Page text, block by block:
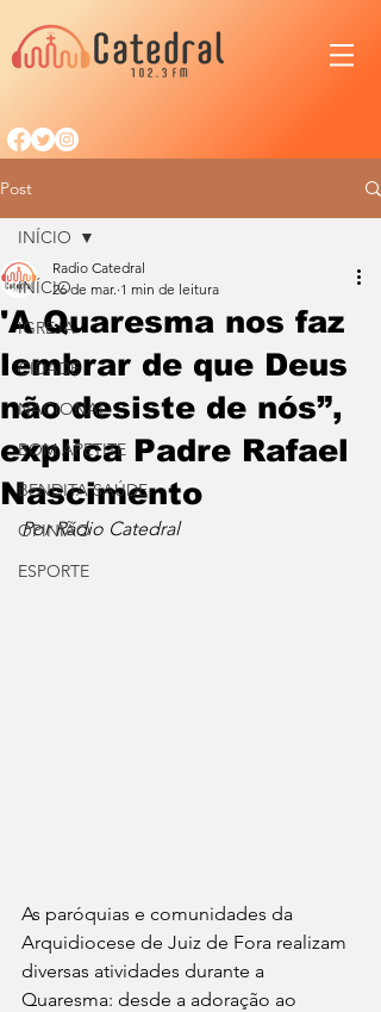
Post
INÍCIO
IGREJA
CIDADE
NACIONAL
BOM APETITE
BENDITA SAÚDE
OPINIÃO
ESPORTE
INÍCIO
'A Quaresma nos faz
lembrar de que Deus
não desiste de nós”,
explica Padre Rafael
Nascimento
Radio Catedral
26 de mar. 1 min de leitura
Por Rádio Catedral
As paróquias e comunidades da
Arquidiocese de Juiz de Fora realizam
diversas atividades durante a
Quaresma: desde a adoração ao